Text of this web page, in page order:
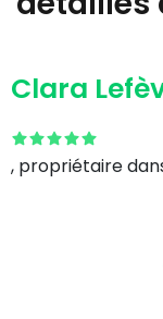
Clara
, propriétaire